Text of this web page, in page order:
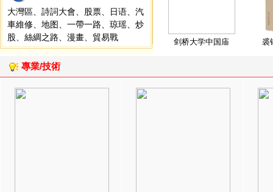
大灣區
詩詞大會 股票 日语
汽
車維修
地图 一帶一路 琼瑶
炒
股
絲綢之路 漫畫 貿易戰 剑桥大学中国庙 裘
專業/技術